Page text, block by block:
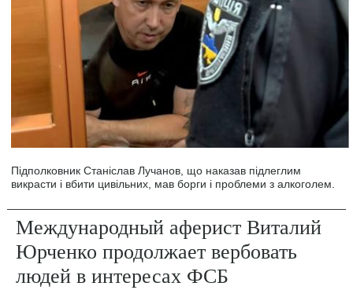
Підполковник Станіслав Лучанов, що наказав підлеглим
викрасти і вбити цивільних, мав борги і проблеми з алкоголем.
Международный аферист Виталий
Юрченко продолжает вербовать
людей в интересах ФСБ